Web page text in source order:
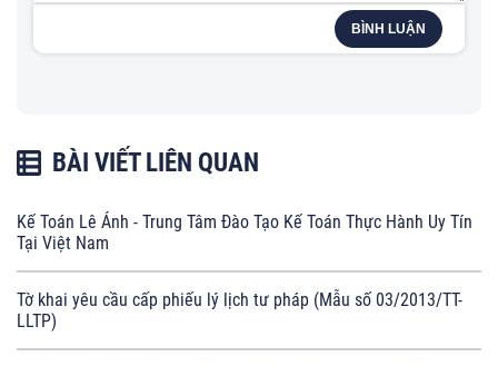
BÌNH LUẬN
BÀI VIẾT LIÊN QUAN
Kế Toán Lê Ánh - Trung Tâm Đào Tạo Kế Toán Thực Hành Uy Tín
Tại Việt Nam
Tờ khai yêu cầu cấp phiếu lý lịch tư pháp (Mẫu số 03/2013/TT-
LLTP)